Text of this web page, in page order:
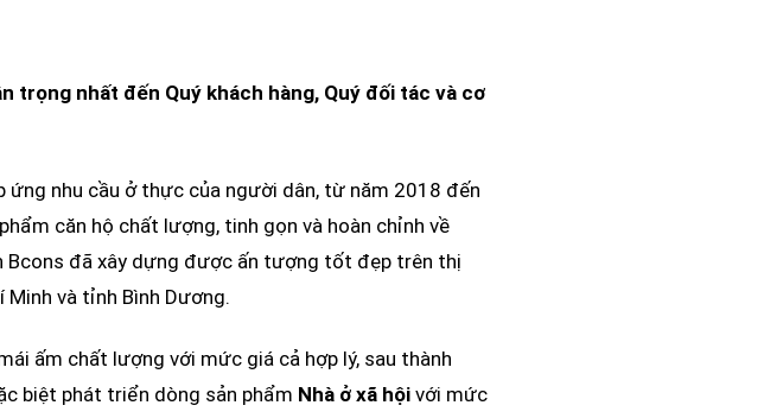
trọng nhất đến Quý khách hàng, Quý đối tác và cơ
nhu cầu ở thực của người dân, từ năm 2018 đến
căn hộ chất lượng, tinh gọn và hoàn chỉnh về
Bcons đã xây dựng được ấn tượng tốt đẹp trên thị
và tỉnh Bình Dương.
ấm chất lượng với mức giá cả hợp lý, sau thành
biệt phát triển dòng sản phẩm Nhà ở xã hội với mức